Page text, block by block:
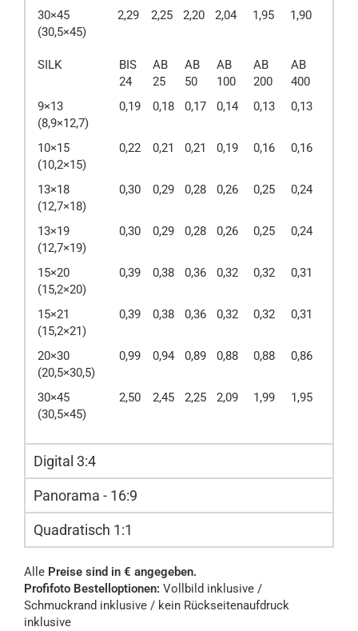
30×45
(30,5×45)
2,29 2,25 2,20 2,04 1,95 1,90
SILK
BIS
24
AB
25
AB
50
AB
100
AB
200
AB
400
9×13
(8,9×12,7)
0,19 0,18 0,17 0,14 0,13 0,13
10×15
(10,2×15)
0,22 0,21 0,21 0,19 0,16 0,16
13×18
(12,7×18)
0,30 0,29 0,28 0,26 0,25 0,24
13×19
(12,7×19)
0,30 0,29 0,28 0,26 0,25 0,24
15×20
(15,2×20)
0,39 0,38 0,36 0,32 0,32 0,31
15×21
(15,2×21)
0,39 0,38 0,36 0,32 0,32 0,31
20×30
(20,5×30,5)
0,99 0,94 0,89 0,88 0,88 0,86
30×45
(30,5×45)
2,50 2,45 2,25 2,09 1,99 1,95
Digital 3:4
Panorama - 16:9
Quadratisch 1:1
Alle Preise sind in € angegeben.
Profifoto Bestelloptionen: Vollbild inklusive /
Schmuckrand inklusive / kein Rückseitenaufdruck
inklusive